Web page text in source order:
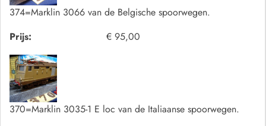
374=Marklin 3066 van de Belgische spoorwegen.
Prijs:
€ 95,00
370=Marklin 3035-1 E loc van de Italiaanse spoorwegen.